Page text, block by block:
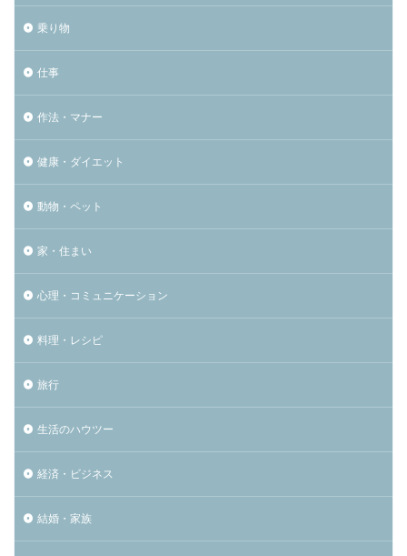
乗り物
仕事
作法・マナー
健康・ダイエット
動物・ペット
家・住まい
心理・コミュニケーション
料理・レシピ
旅行
生活のハウツー
経済・ビジネス
結婚・家族